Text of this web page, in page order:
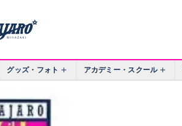
グッズ・フォト アカデミー・スクール